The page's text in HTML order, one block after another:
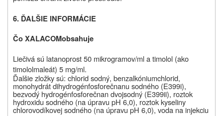
6. ĎALŠIE INFORMÁCIE
ČoXALACOMobsahuje
Liečivá sú latanoprost 50 mikrogramov/ml a timolol (ako
timololmaleát) 5 mg/ml.
Ďalšie zložky sú: chlorid sodný, benzalkóniumchlorid,
monohydrát dihydrogénfosforečnanu sodného (E399i),
bezvodý hydrogénfosforečnan dvojsodný (E399ii), roztok
hydroxidu sodného (na úpravu pH 6,0), roztok kyseliny
chlorovodíkovej sodného (na úpravu pH 6,0), voda na injekciu